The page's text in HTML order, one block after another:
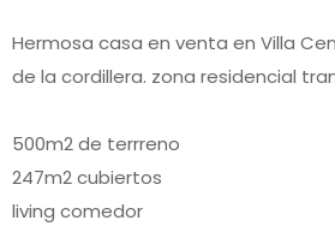
Hermosa casa en venta en Villa
de la cordillera. zona residencial
500m2 de terrreno
247m2 cubiertos
living comedor